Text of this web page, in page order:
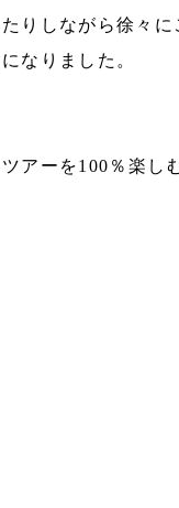
りしながら徐々
なりました 。
、ツアーを100％楽し